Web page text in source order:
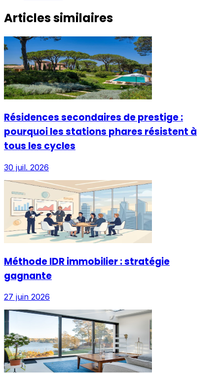
Articles similaires
Résidences secondaires de prestige :
pourquoi les stations phares résistent à
tous les cycles
30 juil. 2026
Méthode IDR immobilier : stratégie
gagnante
27 juin 2026